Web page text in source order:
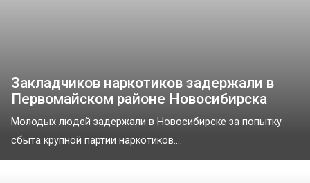
Закладчиков наркотиков задержали в
Первомайском районе Новосибирска
Молодых людей задержали в Новосибирске за попытку
сбыта крупной партии наркотиков....